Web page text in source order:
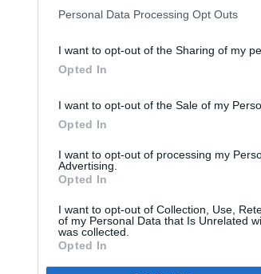
Personal Data Processing Opt Outs
I want to opt-out of the Sharing of my
Opted In
I want to opt-out of the Sale of my
Opted In
I want to opt-out of processing my
Advertising.
Opted In
I want to opt-out of Collection, Use,
of my Personal Data that Is Unrelated
was collected.
Opted In